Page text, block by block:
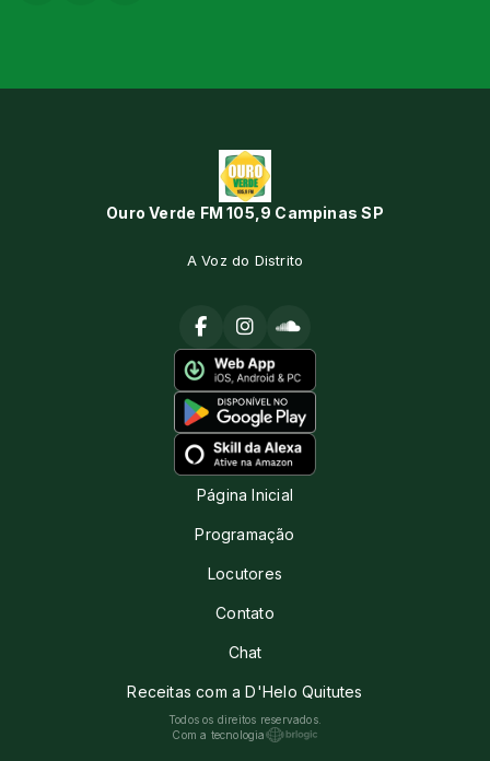
Ouro Verde FM 105,9 Campinas SP
A Voz do Distrito
Página Inicial
Programação
Locutores
Contato
Chat
Receitas com a D'Helo Quitutes
Todos os direitos reservados.
Com a tecnologia